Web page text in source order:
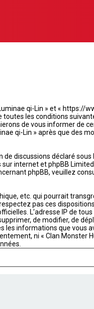
qi-Lin » et «
les conditions
de vous informer de
qi-Lin » après que des
de discussions déclaré sous
internet et phpBB
phpBB, veuillez
etc. qui pourrait
pas ces
L’adresse IP de
de modifier, de
les informations que vous
ni « Clan Monster